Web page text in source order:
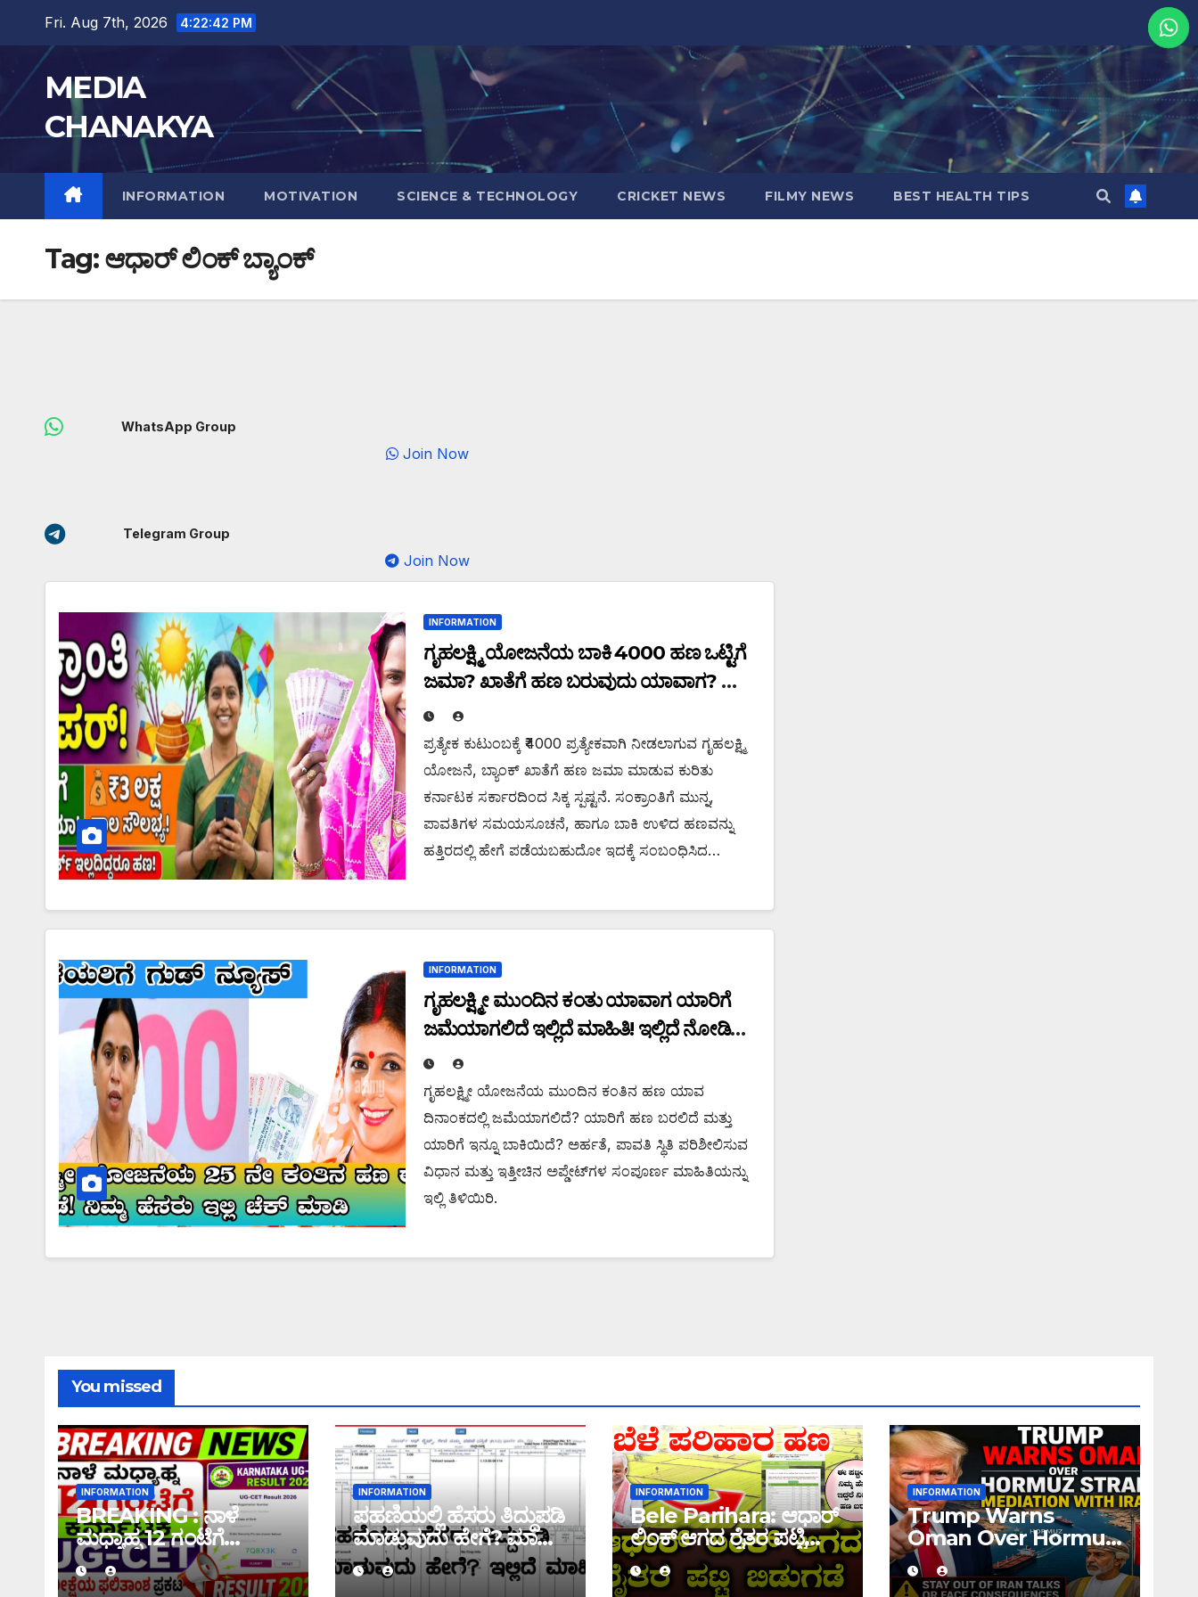
Fri. Aug 7th, 2026 4:22:43 PM
MEDIA
CHANAKYA
INFORMATION MOTIVATION SCIENCE & TECHNOLOGY CRICKET NEWS FILMY NEWS BEST HEALTH TIPS
Tag:ಆಧಾರ್ ಲಿಂಕ್ ಬ್ಯಾಂಕ್
WhatsApp Group
Join Now
Telegram Group
Join Now
INFORMATION
ಗೃಹಲಕ್ಷ್ಮಿ ಯೋಜನೆಯ ಬಾಕಿ ₹4000 ಹಣ ಒಟ್ಟಿಗೆ
ಜಮಾ? ಖಾತೆಗೆ ಹಣ ಬರುವುದು ಯಾವಾಗ?
ಸಂಕ್ರಾಂತಿಗೆ ಸರ್ಕಾರದಿಂದ ಸಿಕ್ತು ಸ್ಪಷ್ಟನೆ. ಇಲ್ಲಿದೆ
ಡಿಟೇಲ್ಸ್!
ಪ್ರತ್ಯೇಕ ಕುಟುಂಬಕ್ಕೆ ₹4000 ಪ್ರತ್ಯೇಕವಾಗಿ ನೀಡಲಾಗುವ ಗೃಹಲಕ್ಷ್ಮಿ
ಯೋಜನೆ, ಬ್ಯಾಂಕ್ ಖಾತೆಗೆ ಹಣ ಜಮಾ ಮಾಡುವ ಕುರಿತು
ಕರ್ನಾಟಕ ಸರ್ಕಾರದಿಂದ ಸಿಕ್ಕ ಸ್ಪಷ್ಟನೆ. ಸಂಕ್ರಾಂತಿಗೆ ಮುನ್ನ,
ಪಾವತಿಗಳ ಸಮಯಸೂಚನೆ, ಹಾಗೂ ಬಾಕಿ ಉಳಿದ ಹಣವನ್ನು
ಹತ್ತಿರದಲ್ಲಿ ಹೇಗೆ ಪಡೆಯಬಹುದೋ ಇದಕ್ಕೆ ಸಂಬಂಧಿಸಿದ…
INFORMATION
ಗೃಹಲಕ್ಷ್ಮೀ ಮುಂದಿನ ಕಂತು ಯಾವಾಗ ಯಾರಿಗೆ
ಜಮೆಯಾಗಲಿದೆ ಇಲ್ಲಿದೆ ಮಾಹಿತಿ! ಇಲ್ಲಿದೆ ನೋಡಿ
ಸಂಪೂರ್ಣ ಮಾಹಿತಿ.
ಗೃಹಲಕ್ಷ್ಮೀ ಯೋಜನೆಯ ಮುಂದಿನ ಕಂತಿನ ಹಣ ಯಾವ
ದಿನಾಂಕದಲ್ಲಿ ಜಮೆಯಾಗಲಿದೆ? ಯಾರಿಗೆ ಹಣ ಬರಲಿದೆ ಮತ್ತು
ಯಾರಿಗೆ ಇನ್ನೂ ಬಾಕಿಯಿದೆ? ಅರ್ಹತೆ, ಪಾವತಿ ಸ್ಥಿತಿ ಪರಿಶೀಲಿಸುವ
ವಿಧಾನ ಮತ್ತು ಇತ್ತೀಚಿನ ಅಪ್ಡೇಟ್‌ಗಳ ಸಂಪೂರ್ಣ ಮಾಹಿತಿಯನ್ನು
ಇಲ್ಲಿ ತಿಳಿಯಿರಿ.
You missed
INFORMATION
BREAKING : ನಾಳೆ
ಮಧ್ಯಾಹ್ನ 12 ಗಂಟೆಗೆ
ಕರ್ನಾಟಕ UG-CET
ಪರೀಕ್ಷೆಯ ಫಲಿತಾಂಶ ಪ್ರಕಟ
INFORMATION
ಪಹಣಿಯಲ್ಲಿ ಹೆಸರು ತಿದ್ದುಪಡಿ
ಮಾಡುವುದು ಹೇಗೆ? ಮಾಹಿತಿ
ಇಲ್ಲಿದೆ
INFORMATION
Bele Parihara: ಆಧಾರ್
ಲಿಂಕ್ ಆಗದ ರೈತರ ಪಟ್ಟಿ
ಬಿಡುಗಡೆ! ಈ ಪಟ್ಟಿಯಲ್ಲಿ ನಿಮ್ಮ
ಹೆಸರು ಇದ್ದರೆ ನಿಮಗೆ ಹಣ
INFORMATION
Trump Warns
Oman Over Hormuz
Strait Mediation
With Iran